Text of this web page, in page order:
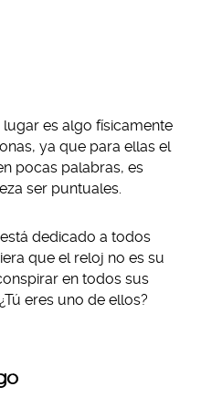
es algo físicamente
ya que para ellas el
pocas palabras, es
ser puntuales.
dedicado a todos
que el reloj no es su
en todos sus
eres uno de ellos?